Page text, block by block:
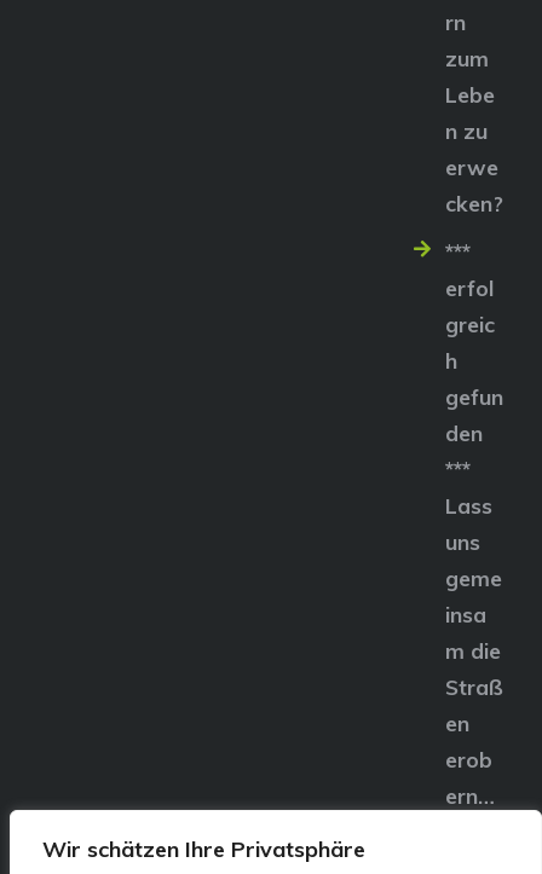
Wir schätzen Ihre Privatsphäre
rn
zum
Lebe
n zu
erwe
cken?
***
erfol
greic
h
gefun
den
***
Lass
uns
geme
insa
m die
Straß
en
erob
ern…